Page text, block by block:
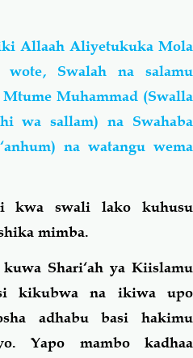
Allaah Aliyetukuka Mola
Swalah na salamu
Muhammad (Swalla
wa sallam) na Swahaba
na watangu wema
kwa swali lako kuhusu
mimba.
Shari‘ah ya Kiislamu
kikubwa na ikiwa upo
adhabu basi hakimu
Yapo mambo kadhaa